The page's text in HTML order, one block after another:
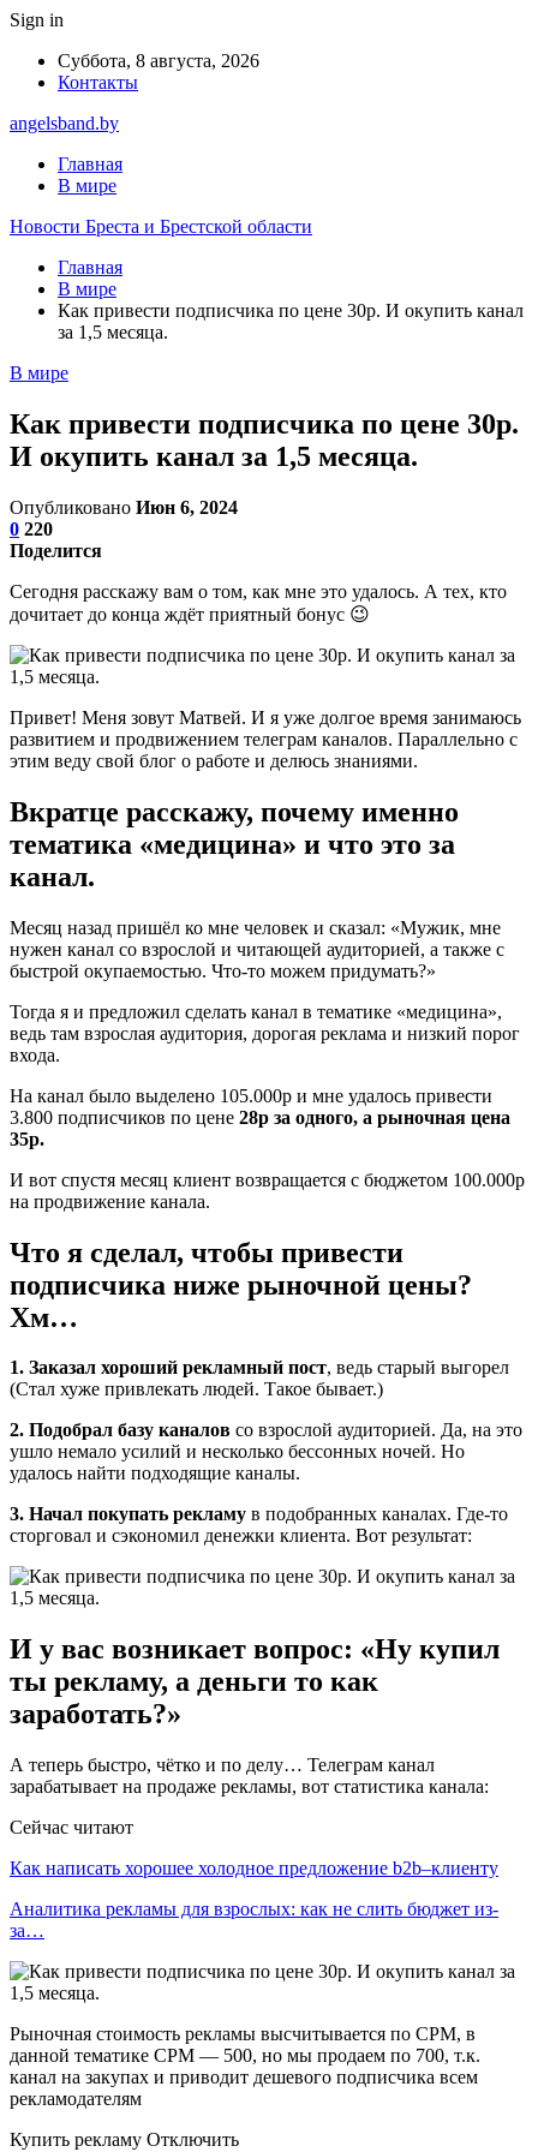
Sign in
Суббота, 8 августа, 2026
Контакты
angelsband.by
Главная
В мире
Новости Бреста и Брестской области
Главная
В мире
Как привести подписчика по цене 30р. И окупить канал
за 1,5 месяца.
В мире
Как привести подписчика по цене 30р.
И окупить канал за 1,5 месяца.
Опубликовано Июн 6, 2024
0 220
Поделится
Сегодня расскажу вам о том, как мне это удалось. А тех, кто
дочитает до конца ждёт приятный бонус 😉
Привет! Меня зовут Матвей. И я уже долгое время занимаюсь
развитием и продвижением телеграм каналов. Параллельно с
этим веду свой блог о работе и делюсь знаниями.
Вкратце расскажу, почему именно
тематика «медицина» и что это за
канал.
Месяц назад пришёл ко мне человек и сказал: «Мужик, мне
нужен канал со взрослой и читающей аудиторией, а также с
быстрой окупаемостью. Что-то можем придумать?»
Тогда я и предложил сделать канал в тематике «медицина»,
ведь там взрослая аудитория, дорогая реклама и низкий порог
входа.
На канал было выделено 105.000р и мне удалось привести
3.800 подписчиков по цене 28р за одного, а рыночная цена
35р.
И вот спустя месяц клиент возвращается с бюджетом 100.000р
на продвижение канала.
Что я сделал, чтобы привести
подписчика ниже рыночной цены?
Хм…
1. Заказал хороший рекламный пост, ведь старый выгорел
(Стал хуже привлекать людей. Такое бывает.)
2. Подобрал базу каналов со взрослой аудиторией. Да, на это
ушло немало усилий и несколько бессонных ночей. Но
удалось найти подходящие каналы.
3. Начал покупать рекламу в подобранных каналах. Где-то
сторговал и сэкономил денежки клиента. Вот результат:
И у вас возникает вопрос: «Ну купил
ты рекламу, а деньги то как
заработать?»
А теперь быстро, чëтко и по делу… Телеграм канал
зарабатывает на продаже рекламы, вот статистика канала:
Сейчас читают
Как написать хорошее холодное предложение b2b–клиенту
Аналитика рекламы для взрослых: как не слить бюджет из-
за…
Рыночная стоимость рекламы высчитывается по CPM, в
данной тематике CPM — 500, но мы продаем по 700, т.к.
канал на закупах и приводит дешевого подписчика всем
рекламодателям
Купить рекламу Отключить